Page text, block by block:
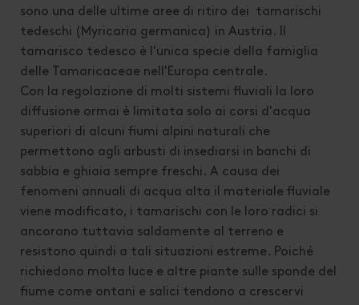
sono una delle ultime aree di ritiro dei tamarischi
tedeschi (Myricaria germanica) in Austria. Il
tamarisco tedesco è l'unica specie della famiglia
delle Tamaricaceae nell'Europa centrale.
Con la regolazione di molti sistemi fluviali la loro
diffusione ormai è limitata solo ai corsi d'acqua
superiori di alcuni fiumi alpini naturali che
permettono agli arbusti di insediarsi in banchi di
sabbia e ghiaia sempre freschi. A causa dei
fenomeni annuali di acqua alta il materiale fluviale
viene modificato, i tamarischi con le loro radici si
ancorano tuttavia saldamente al terreno e
resistono quindi a tali situazioni estreme. Poiché
richiedono molta luce e altre piante sulle sponde del
fiume come ontani e salici tendono a crescervi